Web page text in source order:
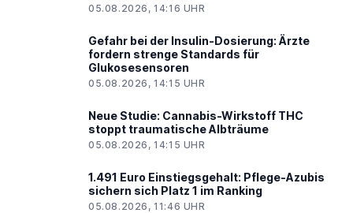
05.08.2026, 14:16 UHR
Gefahr bei der Insulin-Dosierung: Ärzte
fordern strenge Standards für
Glukosesensoren
05.08.2026, 14:15 UHR
Neue Studie: Cannabis-Wirkstoff THC
stoppt traumatische Albträume
05.08.2026, 14:15 UHR
1.491 Euro Einstiegsgehalt: Pflege-Azubis
sichern sich Platz 1 im Ranking
05.08.2026, 11:46 UHR